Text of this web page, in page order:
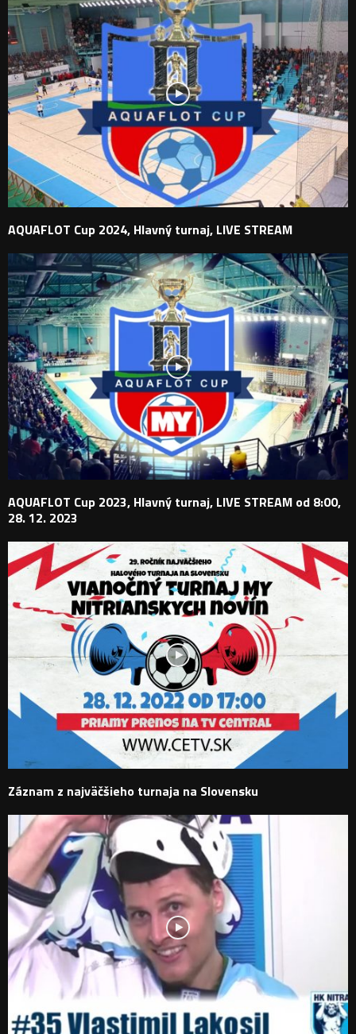
AQUAFLOT Cup 2024, Hlavný turnaj, LIVE STREAM
AQUAFLOT Cup 2023, Hlavný turnaj, LIVE STREAM od 8:00,
28. 12. 2023
Záznam z najväčšieho turnaja na Slovensku